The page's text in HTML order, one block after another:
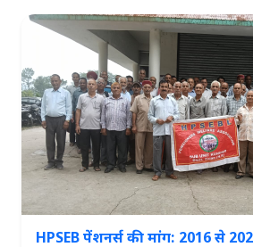
HPSEB पेंशनर्स की मांग: 2016 से